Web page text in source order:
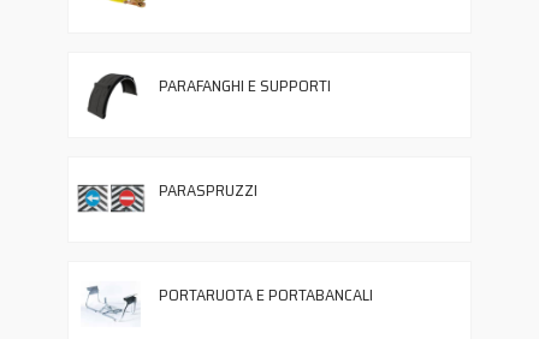
PARAFANGHI E SUPPORTI
PARASPRUZZI
PORTARUOTA E PORTABANCALI